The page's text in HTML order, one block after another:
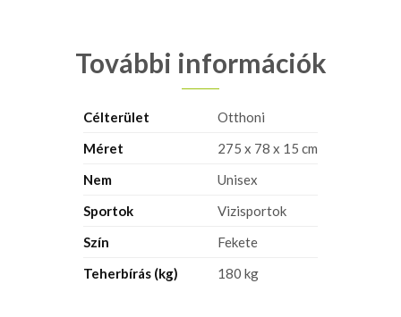
További információk
Célterület
Otthoni
Méret
275 x 78 x 15 cm
Nem
Unisex
Sportok
Vizisportok
Szín
Fekete
Teherbírás (kg)
180 kg